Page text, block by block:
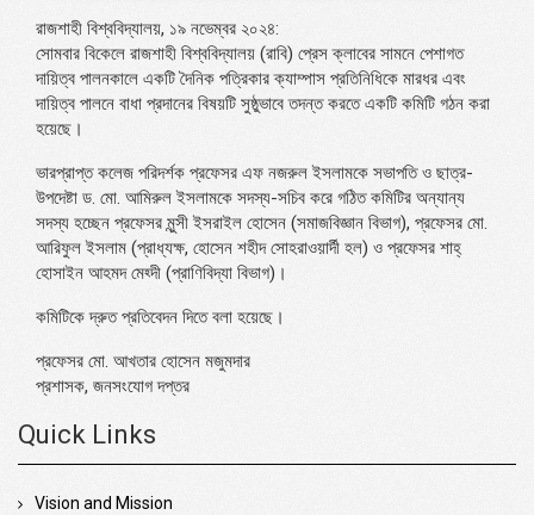
রাজশাহী বিশ্ববিদ্যালয়, ১৯ নভেম্বর ২০২৪:
সোমবার বিকেলে রাজশাহী বিশ্ববিদ্যালয় (রাবি) প্রেস ক্লাবের সামনে পেশাগত
দায়িত্ব পালনকালে একটি দৈনিক পত্রিকার ক্যাম্পাস প্রতিনিধিকে মারধর এবং
দায়িত্ব পালনে বাধা প্রদানের বিষয়টি সুষ্ঠুভাবে তদন্ত করতে একটি কমিটি গঠন করা
হয়েছে।
ভারপ্রাপ্ত কলেজ পরিদর্শক প্রফেসর এফ নজরুল ইসলামকে সভাপতি ও ছাত্র-
উপদেষ্টা ড. মো. আমিরুল ইসলামকে সদস্য-সচিব করে গঠিত কমিটির অন্যান্য
সদস্য হচ্ছেন প্রফেসর মুন্সী ইসরাইল হোসেন (সমাজবিজ্ঞান বিভাগ), প্রফেসর মো.
আরিফুল ইসলাম (প্রাধ্যক্ষ, হোসেন শহীদ সোহরাওয়ার্দী হল) ও প্রফেসর শাহ্
হোসাইন আহমদ মেহ্দী (প্রাণিবিদ্যা বিভাগ)।
কমিটিকে দ্রুত প্রতিবেদন দিতে বলা হয়েছে।
প্রফেসর মো. আখতার হোসেন মজুমদার
প্রশাসক, জনসংযোগ দপ্তর
Quick Links
Vision and Mission